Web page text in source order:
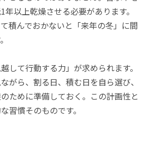
以上乾燥させる必要があります。
積んでおかないと「来年の冬」に間
して行動する力」が求められます。
がら、割る日、積む日を自ら選び、
ために準備しておく。この計画性と
習慣そのものです。